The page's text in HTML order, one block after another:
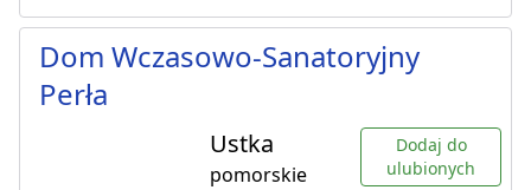
Dom Wczasowo-Sanatoryjny
Perła
Ustka
pomorskie
Dodaj do
ulubionych